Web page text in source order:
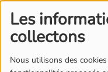
Les
collectons
Nous utilisons des